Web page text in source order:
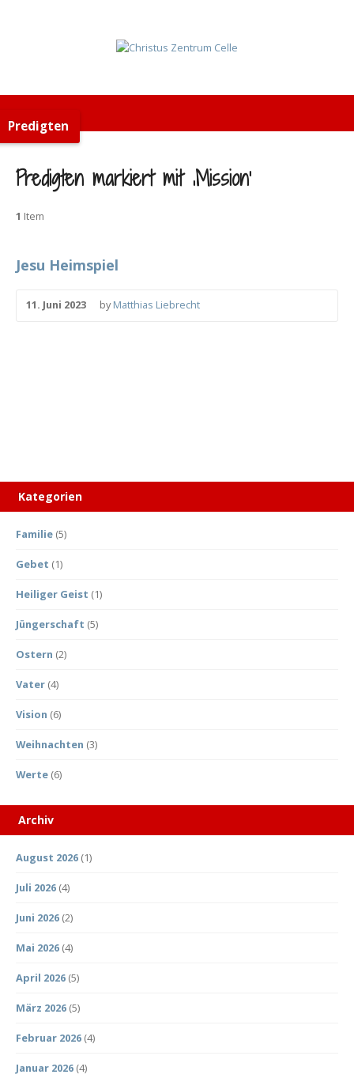
Predigten
Predigten markiert mit ‚Mission‘
1 Item
Jesu Heimspiel
11. Juni 2023 byMatthias Liebrecht
Kategorien
Familie (5)
Gebet (1)
Heiliger Geist (1)
Jüngerschaft (5)
Ostern (2)
Vater (4)
Vision (6)
Weihnachten (3)
Werte (6)
Archiv
August 2026 (1)
Juli 2026 (4)
Juni 2026 (2)
Mai 2026 (4)
April 2026 (5)
März 2026 (5)
Februar 2026 (4)
Januar 2026 (4)